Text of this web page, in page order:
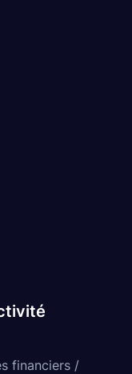
financiers /